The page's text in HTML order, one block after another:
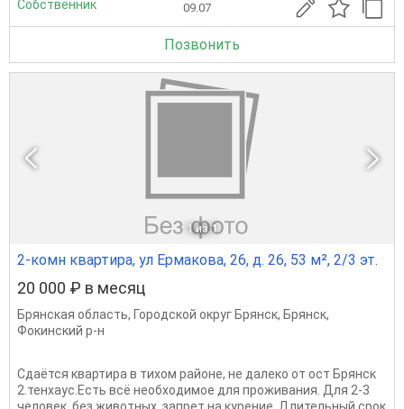
Собственник 09.07
Позвонить
1 из 1
2-комн квартира, ул Ермакова, 26, д. 26, 53 м², 2/3 эт.
20 000 ₽ в месяц
Брянская область, Городской округ Брянск, Брянск,
Фокинский р-н
Сдаётся квартира в тихом районе, не далеко от ост Брянск
2.тенхаус.Есть всё необходимое для проживания. Для 2-3